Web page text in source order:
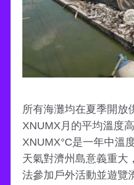
所有海灘均在夏季開放
XNUMX月的平均溫度
XNUMX°C是一年中溫
天氣對濟州島意義重大
法參加戶外活動並遊覽